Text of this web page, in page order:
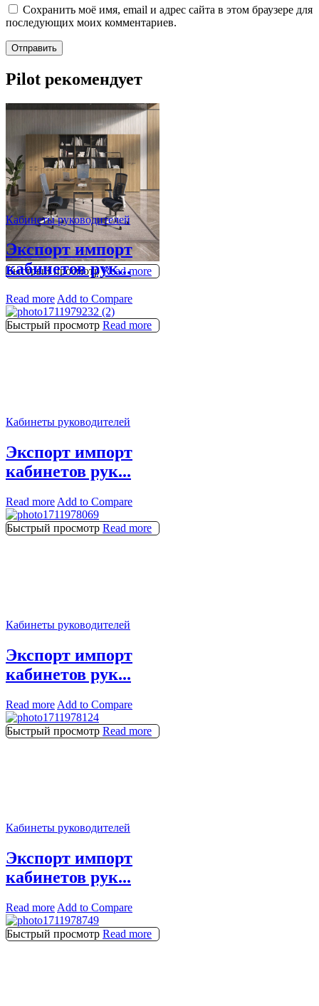
Сохранить моё имя, email и адрес сайта в этом браузере для
последующих моих комментариев.
Pilot рекомендует
Быстрый просмотр Read more
Кабинеты руководителей
Экспорт импорт
кабинетов рук...
Read more Add to Compare
Быстрый просмотр Read more
Кабинеты руководителей
Экспорт импорт
кабинетов рук...
Read more Add to Compare
Быстрый просмотр Read more
Кабинеты руководителей
Экспорт импорт
кабинетов рук...
Read more Add to Compare
Быстрый просмотр Read more
Кабинеты руководителей
Экспорт импорт
кабинетов рук...
Read more Add to Compare
Быстрый просмотр Read more